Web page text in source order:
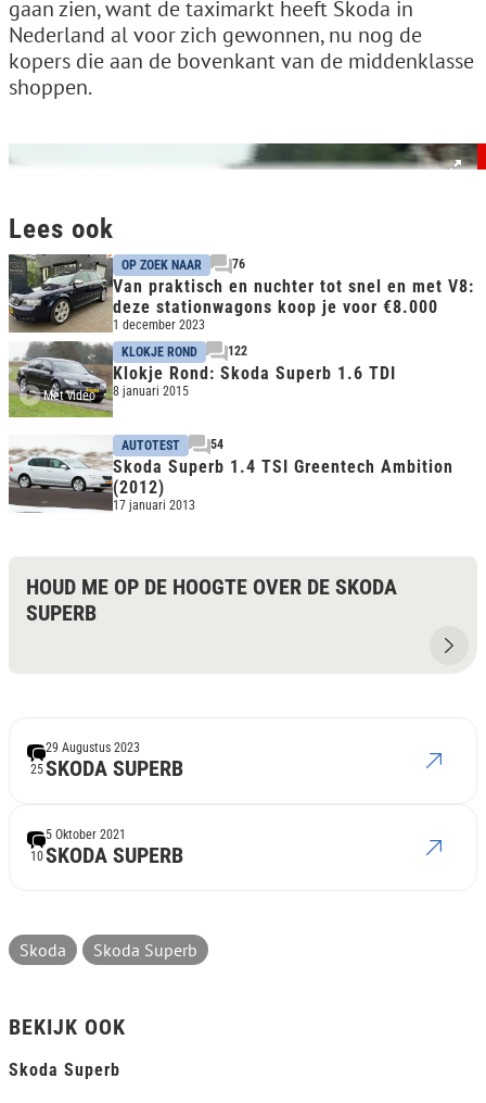
gaan zien, want de taximarkt heeft Skoda in
Nederland al voor zich gewonnen, nu nog de
kopers die aan de bovenkant van de middenklasse
shoppen.
Lees ook
OP ZOEK NAAR 76
Van praktisch en nuchter tot snel en met V8:
deze stationwagons koop je voor €8.000
1 december 2023
Met video
KLOKJE ROND 122
Klokje Rond: Skoda Superb 1.6 TDI
8 januari 2015
AUTOTEST 54
Skoda Superb 1.4 TSI Greentech Ambition
(2012)
17 januari 2013
HOUD ME OP DE HOOGTE OVER DE SKODA
SUPERB
25SKODA SUPERB
29 Augustus 2023
10SKODA SUPERB
5 Oktober 2021
Skoda Skoda Superb
BEKIJK OOK
Skoda Superb